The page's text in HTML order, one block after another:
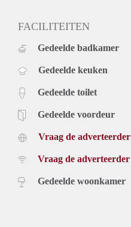
FACILITEITEN
Gedeelde badkamer
Gedeelde keuken
Gedeelde toilet
Gedeelde voordeur
Vraag de adverteerder
Vraag de adverteerder
Gedeelde woonkamer